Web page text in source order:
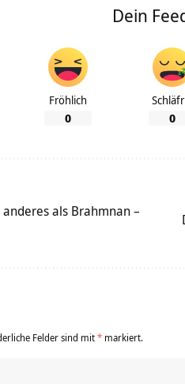
Dein
Fröhlich
0 0
als Brahmnan –
Felder sind mit* markiert.